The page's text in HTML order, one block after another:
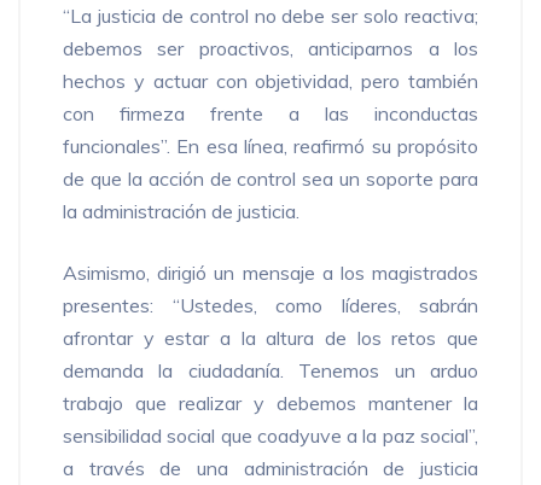
“La justicia de control no debe ser solo reactiva;
debemos ser proactivos, anticiparnos a los
hechos y actuar con objetividad, pero también
con firmeza frente a las inconductas
funcionales”. En esa línea, reafirmó su propósito
de que la acción de control sea un soporte para
la administración de justicia.
Asimismo, dirigió un mensaje a los magistrados
presentes: “Ustedes, como líderes, sabrán
afrontar y estar a la altura de los retos que
demanda la ciudadanía. Tenemos un arduo
trabajo que realizar y debemos mantener la
sensibilidad social que coadyuve a la paz social”,
a través de una administración de justicia